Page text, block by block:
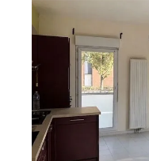
L HAY LES
72,75 m2, 4 pièces
Ref : 6951
Appartement
305
L HAY LES